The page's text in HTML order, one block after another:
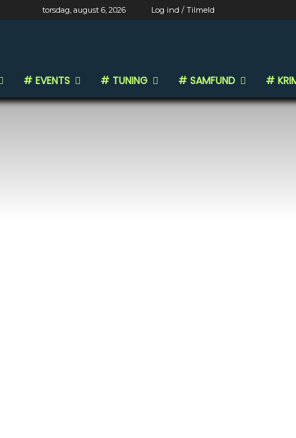
torsdag, august 6, 2026 Log ind / Tilmeld
# EVENTS # TUNING # SAMFUND #